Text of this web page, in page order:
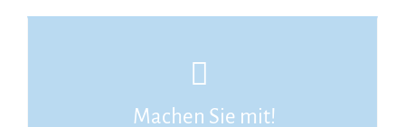
Machen Sie mit!